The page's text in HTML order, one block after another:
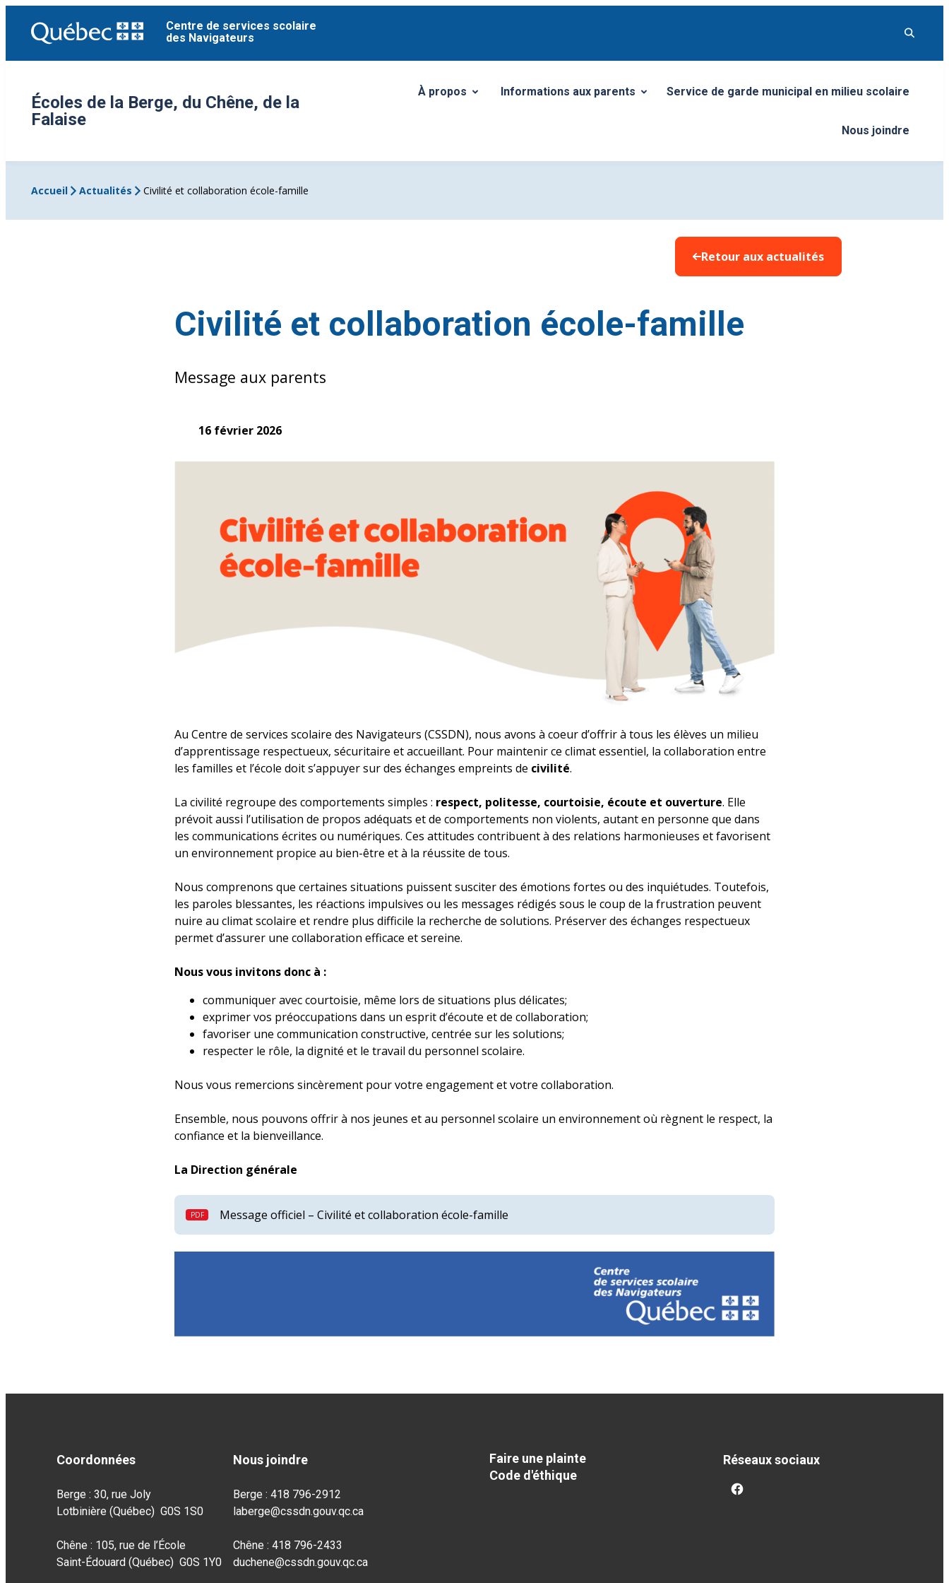
contenu
Centre de services scolaire
des Navigateurs
Écoles de la Berge, du Chêne, de la
Falaise
À propos
Ouvrir/Fermer le sous-menuInformations aux parents
Ouvrir/Fermer le sous-menu Service de garde municipal en milieu scolaire
Nous joindre
Accueil Actualités Civilité et collaboration école-famille
Retour aux actualités
Civilité et collaboration école-famille
Message aux parents
16 février 2026
Au Centre de services scolaire des Navigateurs (CSSDN), nous avons à coeur d’offrir à tous les élèves un milieu
d’apprentissage respectueux, sécuritaire et accueillant. Pour maintenir ce climat essentiel, la collaboration entre
les familles et l’école doit s’appuyer sur des échanges empreints de civilité.
La civilité regroupe des comportements simples : respect, politesse, courtoisie, écoute et ouverture. Elle
prévoit aussi l’utilisation de propos adéquats et de comportements non violents, autant en personne que dans
les communications écrites ou numériques. Ces attitudes contribuent à des relations harmonieuses et favorisent
un environnement propice au bien-être et à la réussite de tous.
Nous comprenons que certaines situations puissent susciter des émotions fortes ou des inquiétudes. Toutefois,
les paroles blessantes, les réactions impulsives ou les messages rédigés sous le coup de la frustration peuvent
nuire au climat scolaire et rendre plus difficile la recherche de solutions. Préserver des échanges respectueux
permet d’assurer une collaboration efficace et sereine.
Nous vous invitons donc à :
communiquer avec courtoisie, même lors de situations plus délicates;
exprimer vos préoccupations dans un esprit d’écoute et de collaboration;
favoriser une communication constructive, centrée sur les solutions;
respecter le rôle, la dignité et le travail du personnel scolaire.
Nous vous remercions sincèrement pour votre engagement et votre collaboration.
Ensemble, nous pouvons offrir à nos jeunes et au personnel scolaire un environnement où règnent le respect, la
confiance et la bienveillance.
La Direction générale
Message officiel – Civilité et collaboration école-famille
Coordonnées
Berge : 30, rue Joly
Lotbinière (Québec) G0S 1S0
Chêne : 105, rue de l’École
Saint-Édouard (Québec) G0S 1Y0
Nous joindre
Berge : 418 796-2912
laberge@cssdn.gouv.qc.ca
Chêne : 418 796-2433
duchene@cssdn.gouv.qc.ca
Faire une plainte
Code d'éthique
Réseaux sociaux
facebook